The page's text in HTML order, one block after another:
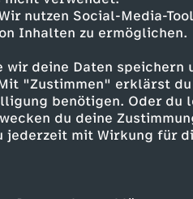
nutzen Social-Media-
Inhalten zu ermöglichen.
wir deine Daten
"Zustimmen" erklärst du
benötigen. Oder du
du deine
jederzeit mit Wirkung für
heute in